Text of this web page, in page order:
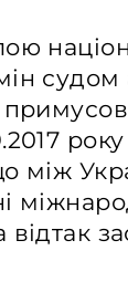
судом
між